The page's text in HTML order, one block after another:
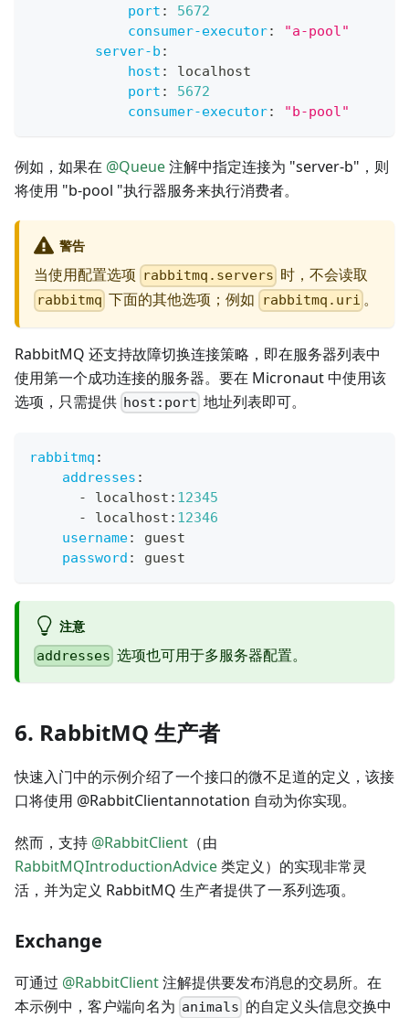
port :
5672
consumer-executor:
"a-pool"
server-b :
host :
localhost
port :
5672
consumer-executor: "b-pool"
例如，如果在 @Queue注解中指定连接为 "server-b"，则
将使用 "b-pool "执行器服务来执行消费者。
警告
当使用配置选项 rabbitmq.servers 时，不会读取
rabbitmq 下面的其他选项；例如 rabbitmq.uri 。
RabbitMQ 还支持故障切换连接策略，即在服务器列表中
使用第一个成功连接的服务器。要在 Micronaut 中使用该
选项，只需提供 host:port 地址列表即可。
rabbitmq :
addresses :
-
localhost : 12345
-
localhost : 12346
username:
guest
password : guest
注意
addresses 选项也可用于多服务器配置。
6. RabbitMQ 生产者
快速入门中的示例介绍了一个接口的微不足道的定义，该接
口将使用 @RabbitClientannotation 自动为你实现。
然而，支持 @RabbitClient （由
RabbitMQIntroductionAdvice类定义）的实现非常灵
活，并为定义 RabbitMQ 生产者提供了一系列选项。
Exchange
可通过 @RabbitClient注解提供要发布消息的交易所。在
本示例中，客户端向名为 animals 的自定义头信息交换中